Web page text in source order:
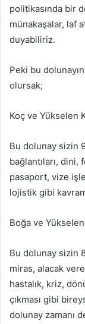
politikasında bir
münakaşalar, laf
duyabiliriz.
Peki bu
olursak;
Koç ve Yükselen
Bu dolunay sizin
bağlantıları, dini,
pasaport, vize
lojistik gibi
Boğa ve
Bu dolunay sizin
miras, alacak
hastalık, kriz,
çıkması gibi
dolunay zamanı